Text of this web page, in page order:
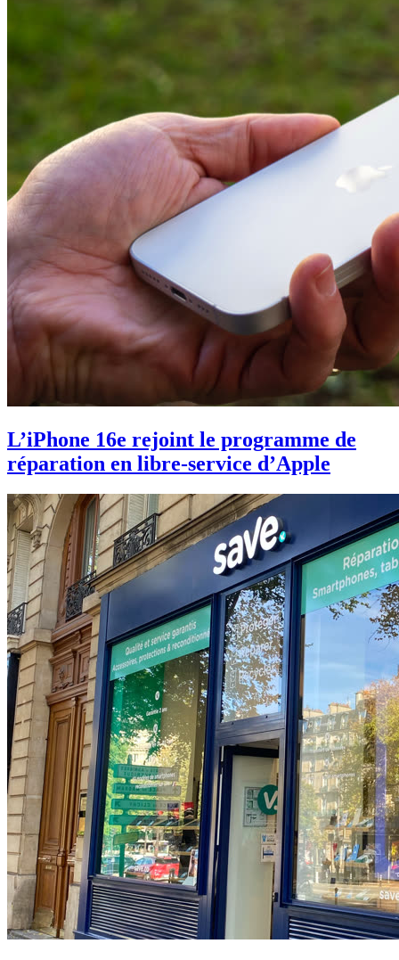
L’iPhone 16e rejoint le programme de
réparation en libre-service d’Apple